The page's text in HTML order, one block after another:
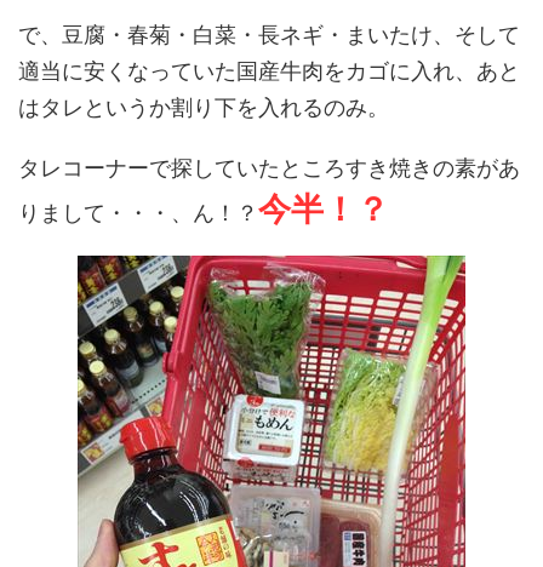
で、豆腐・春菊・白菜・長ネギ・まいたけ、そして
適当に安くなっていた国産牛肉をカゴに入れ、あと
はタレというか割り下を入れるのみ。
タレコーナーで探していたところすき焼きの素があ
りまして・・・、ん！？ 今半！？